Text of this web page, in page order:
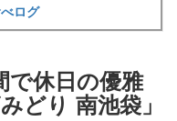
ログ
で休日の優雅
どり 南池袋」